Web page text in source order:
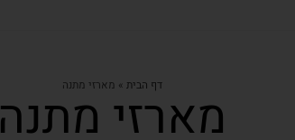
דף הבית » מארזי מתנה
מארזי מתנה